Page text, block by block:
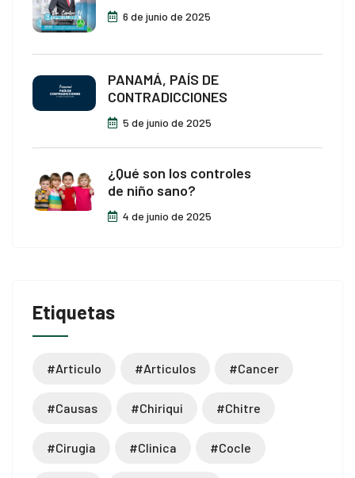
6 de junio de 2025
PANAMÁ, PAÍS DE
CONTRADICCIONES
5 de junio de 2025
¿Qué son los controles
de niño sano?
4 de junio de 2025
Etiquetas
#articulo #articulos #cancer
#causas #chiriqui #chitre
#cirugia #clinica #cocle